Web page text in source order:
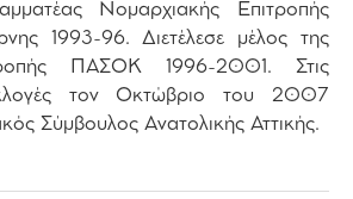
Νομαρχιακής Επιτροπής
1993-96. Διετέλεσε μέλος της
ΠΑΣΟΚ 1996-2001. Στις
τον Οκτώβριο του 2007
Σύμβουλος Ανατολικής Αττικής.